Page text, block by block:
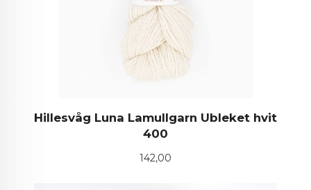
Hillesvåg Luna Lamullgarn Ubleket hvit
400
Pris
142,00